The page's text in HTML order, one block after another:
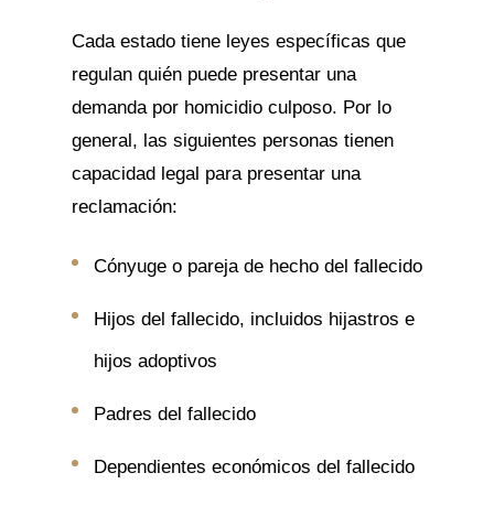
Cada estado tiene leyes específicas que
regulan quién puede presentar una
demanda por homicidio culposo. Por lo
general, las siguientes personas tienen
capacidad legal para presentar una
reclamación:
Cónyuge o pareja de hecho del fallecido
Hijos del fallecido, incluidos hijastros e
hijos adoptivos
Padres del fallecido
Dependientes económicos del fallecido